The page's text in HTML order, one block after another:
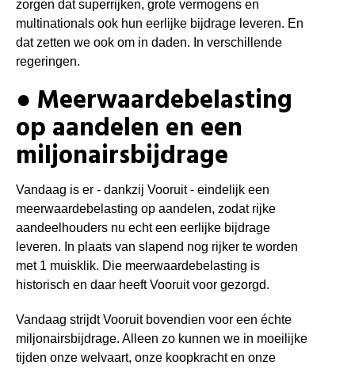
zorgen dat superrijken, grote vermogens en
multinationals ook hun eerlijke bijdrage leveren. En
dat zetten we ook om in daden. In verschillende
regeringen.
● Meerwaardebelasting
op aandelen en een
miljonairsbijdrage
Vandaag is er - dankzij Vooruit - eindelijk een
meerwaardebelasting op aandelen, zodat rijke
aandeelhouders nu echt een eerlijke bijdrage
leveren. In plaats van slapend nog rijker te worden
met 1 muisklik. Die meerwaardebelasting is
historisch en daar heeft Vooruit voor gezorgd.
Vandaag strijdt Vooruit bovendien voor een échte
miljonairsbijdrage. Alleen zo kunnen we in moeilijke
tijden onze welvaart, onze koopkracht en onze